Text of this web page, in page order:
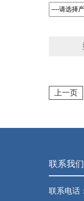
上一页
联系我们
联系电话